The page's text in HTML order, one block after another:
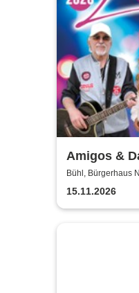
Amigos &
Bühl, Bürgerhaus
15.11.2026